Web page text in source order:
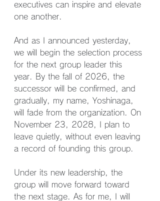
executives can inspire and elevate
one another.
And as I announced yesterday,
we will begin the selection process
for the next group leader this
year. By the fall of 2026, the
successor will be confirmed, and
gradually, my name, Yoshinaga,
will fade from the organization. On
November 23, 2028, I plan to
leave quietly, without even leaving
a record of founding this group.
Under its new leadership, the
group will move forward toward
the next stage. As for me, I will